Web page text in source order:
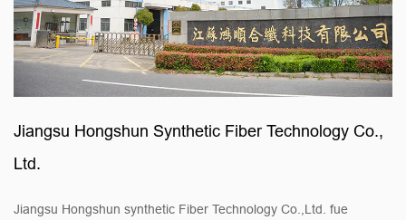
Jiangsu Hongshun Synthetic Fiber Technology Co.,
Ltd.
Jiangsu Hongshun synthetic Fiber Technology Co.,Ltd. fue